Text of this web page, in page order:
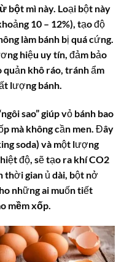
bột mì này. Loại bột này
10 – 12%), tạo độ
làm bánh bị quá cứng.
hiệu uy tín, đảm bảo
quản khô ráo, tránh ẩm
lượng bánh.
sao” giúp vỏ bánh bao
mà không cần men. Đây
soda) và một lượng
độ, sẽ tạo ra khí CO2
thời gian ủ dài, bột nở
những ai muốn tiết
mềm xốp.